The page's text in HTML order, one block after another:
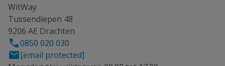
WitWay
Tussendiepen 48
9206 AE Drachten
0850 020 030
[email protected]